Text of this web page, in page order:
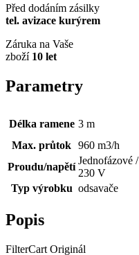
Před dodáním zásilky
tel. avizace kurýrem
Záruka na Vaše
zboží 10 let
Parametry
Délka ramene 3 m
Max. průtok 960 m3/h
Proudu/napětí
Jednofázové /
230 V
Typ výrobku odsavače
Popis
FilterCart Originál